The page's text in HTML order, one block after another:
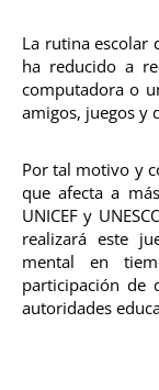
La rutina escolar
ha reducido a
computadora o
amigos, juegos y
Por tal motivo y
que afecta a
UNICEF y
realizará este
mental en
participación de
autoridades